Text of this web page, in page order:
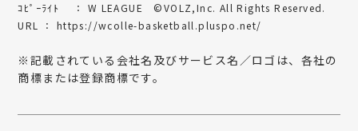
ｺﾋﾟｰﾗｲﾄ ： W LEAGUE ©VOLZ,Inc. All Rights Reserved.
URL ： https://wcolle-basketball.pluspo.net/
※記載されている会社名及びサービス名／ロゴは、各社の
商標または登録商標です。